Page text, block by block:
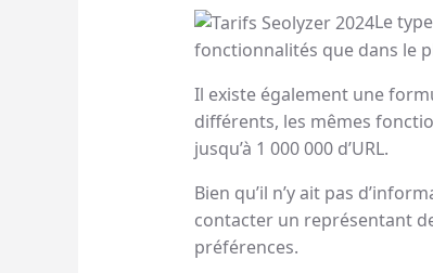
Le
fonctionnalités que dans le
Il existe également une
différents, les mêmes
jusqu’à 1 000 000 d’URL.
Bien qu’il n’y ait pas
contacter un représentant
préférences.